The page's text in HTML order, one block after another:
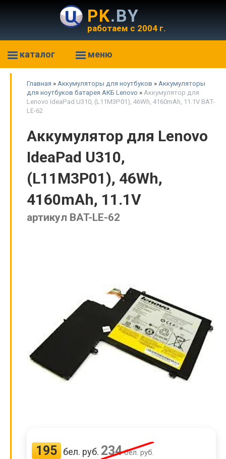
PK.BY
работаем с 2004 г.
каталог меню
Главная » Аккумуляторы для ноутбуков » Аккумуляторы
для ноутбуков батарея АКБ Lenovo » Аккумулятор для
Lenovo IdeaPad U310, (L11M3P01), 46Wh, 4160mAh, 11.1V BAT-
LE-62
Аккумулятор для Lenovo
IdeaPad U310,
(L11M3P01), 46Wh,
4160mAh, 11.1V
артикул BAT-LE-62
195 бел. руб. 234бел. руб.